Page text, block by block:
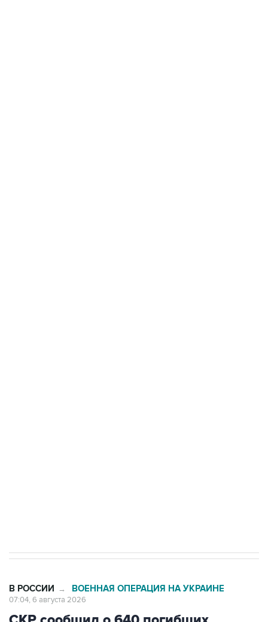
В РОССИИ → ВОЕННАЯ ОПЕРАЦИЯ НА УКРАИНЕ
07:04, 6 августа 2026